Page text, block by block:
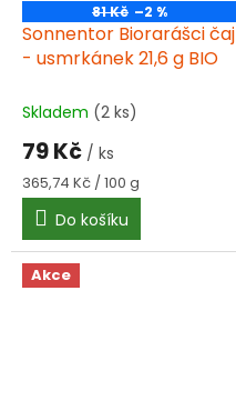
81 Kč –2 %
Sonnentor Biorarášci čaj
- usmrkánek 21,6 g BIO
Skladem (2 ks)
79 Kč / ks
Měrná
cena:
365,74 Kč / 100 g
Do košíku
Akce